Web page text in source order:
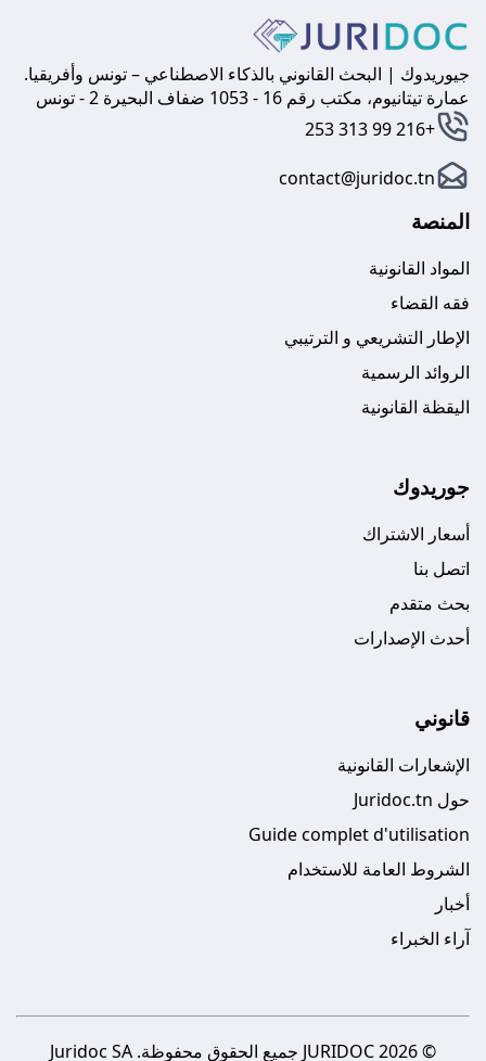
جيوريدوك | البحث القانوني بالذكاء الاصطناعي – تونس وأفريقيا.
عمارة تيتانيوم، مكتب رقم 16 - 1053 ضفاف البحيرة 2 - تونس
+216 99 313 253
contact@juridoc.tn
المنصة
المواد القانونية
فقه القضاء
الإطار التشريعي و الترتيبي
الروائد الرسمية
اليقظة القانونية
جوريدوك
أسعار الاشتراك
اتصل بنا
بحث متقدم
أحدث الإصدارات
قانوني
الإشعارات القانونية
حول Juridoc.tn
Guide complet d'utilisation
الشروط العامة للاستخدام
أخبار
آراء الخبراء
© 2026 JURIDOC جميع الحقوق محفوظة. Juridoc SA